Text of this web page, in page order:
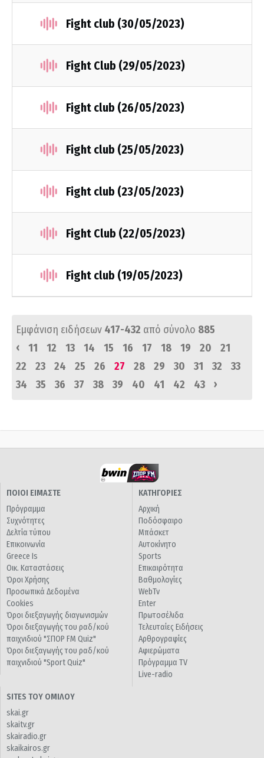
Fight club (30/05/2023)
Fight Club (29/05/2023)
Fight club (26/05/2023)
Fight club (25/05/2023)
Fight club (23/05/2023)
Fight Club (22/05/2023)
Fight club (19/05/2023)
Εμφάνιση ειδήσεων 417-432 από σύνολο 885
‹
11 12 13 14 15 16 17 18 19 20
21
22
23 24 25 26 27 28 29 30 31 32
33
34
35 36 37 38 39 40 41 42 43 ›
ΠΟΙΟΙ ΕΙΜΑΣΤΕ
Πρόγραμμα
Συχνότητες
Δελτία τύπου
Επικοινωνία
Greece Is
Οικ. Καταστάσεις
Όροι Χρήσης
Προσωπικά Δεδομένα
Cookies
Όροι διεξαγωγής διαγωνισμών
Όροι διεξαγωγής του ραδ/κού
παιχνιδιού "ΣΠΟΡ FM Quiz"
Όροι διεξαγωγής του ραδ/κού
παιχνιδιού "Sport Quiz"
ΚΑΤΗΓΟΡΙΕΣ
Αρχική
Ποδόσφαιρο
Μπάσκετ
Αυτοκίνητο
Sports
Επικαιρότητα
Βαθμολογίες
WebTv
Enter
Πρωτοσέλιδα
Τελευταίες Ειδήσεις
Αρθρογραφίες
Αφιερώματα
Πρόγραμμα TV
Live-radio
SITES ΤΟΥ ΟΜΙΛΟΥ
skai.gr
skaitv.gr
skairadio.gr
skaikairos.gr